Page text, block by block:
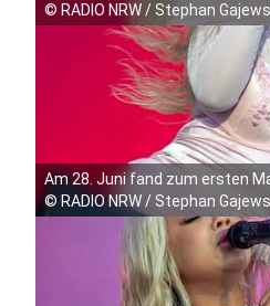
© RADIO NRW / Stephan
Am 28. Juni fand zum ersten
© RADIO NRW / Stephan